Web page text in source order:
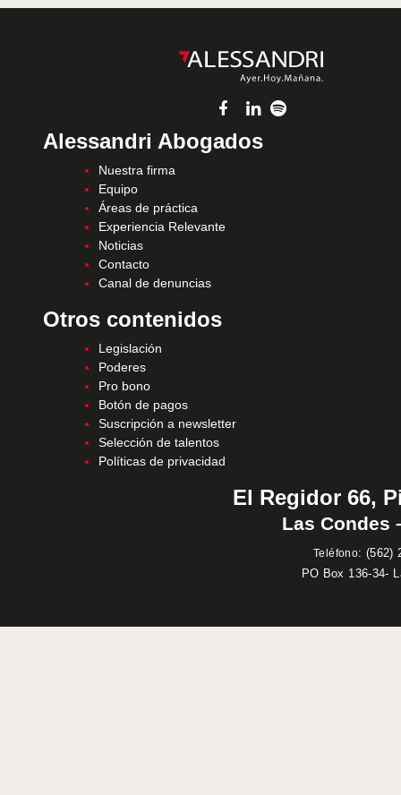
Alessandri Abogados
Nuestra firma
Equipo
Áreas de práctica
Experiencia Relevante
Noticias
Contacto
Canal de denuncias
Otros contenidos
Legislación
Poderes
Pro bono
Botón de pagos
Suscripción a newsletter
Selección de talentos
Políticas de privacidad
El Regidor 66,
Las Condes
Teléfono: (562)
PO Box 136-34-